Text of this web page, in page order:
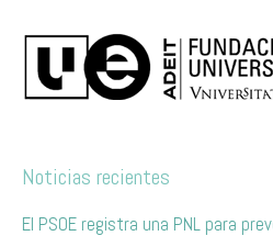
Noticias recientes
El PSOE registra una PNL para